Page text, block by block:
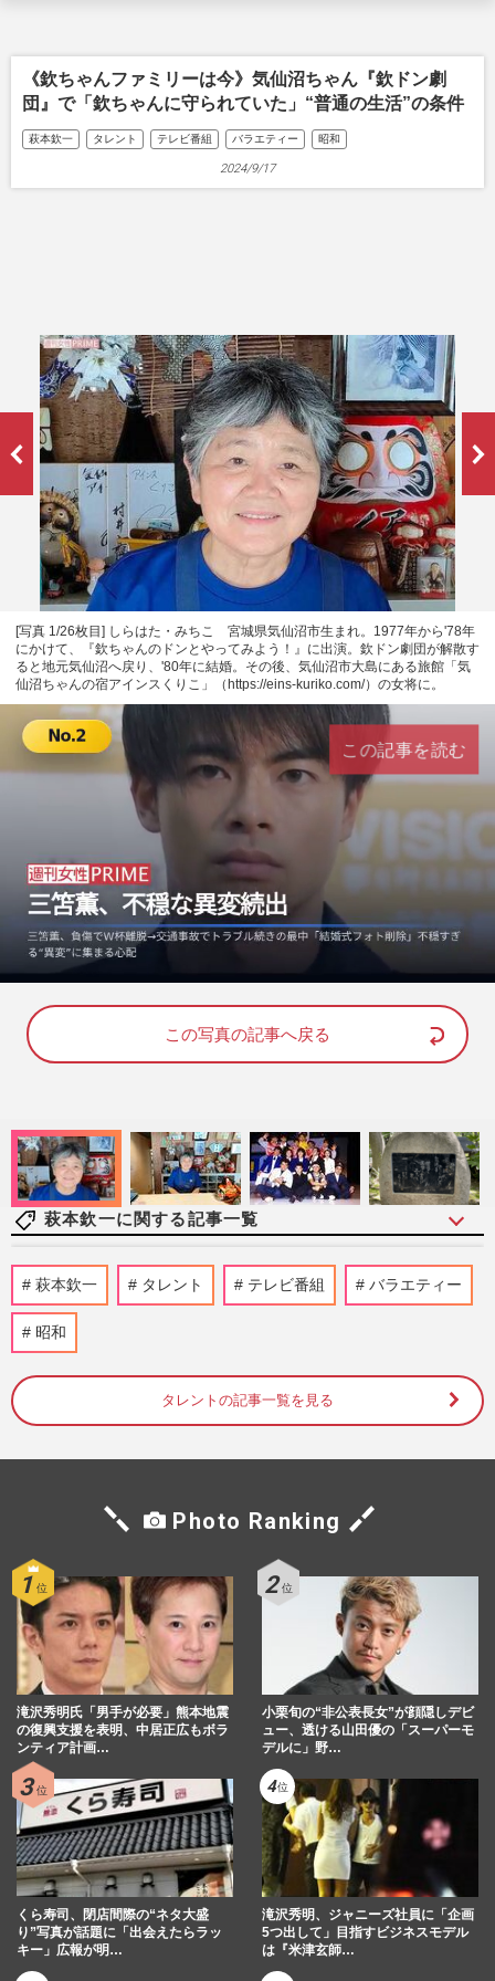
《欽ちゃんファミリーは今》気仙沼ちゃん『欽ドン劇
団』で「欽ちゃんに守られていた」“普通の生活”の条件
萩本欽一 タレント テレビ番組 バラエティー 昭和
2024/9/17
[写真 1/26枚目] しらはた・みちこ 宮城県気仙沼市生まれ。1977年から'78年
にかけて、『欽ちゃんのドンとやってみよう！』に出演。欽ドン劇団が解散す
ると地元気仙沼へ戻り、'80年に結婚。その後、気仙沼市大島にある旅館「気
仙沼ちゃんの宿アインスくりこ」（https://eins-kuriko.com/）の女将に。
U
n
u
o
d
:
この記事を読む
この写真の記事へ戻る
萩本欽一に関する記事一覧
萩本欽一、万博で『仮装大賞』開催も「ガ
リガリで痩せて小さく…」声枯れ&ほぼし
【仮装大賞】欽ちゃんの毒舌はなぜ？「終
了・引退説」の背景と老害批判の真意
萩本欽一「こんな事言うような人だったっ
に“共演NG”突きつけ物議
週刊女性PRIME 2024/12/12
《欽ちゃんファミリーは今》佐藤B作、劇
団からテレビへ！“稽古の鬼”萩本欽一の教
え「運は全部仕事に使え…
週刊女性2024年9月24日・10月1日日号 2024/9/20
《欽ちゃんファミリーは今》高橋真美、三
女“たまえ”が明かす「悪口と下ネタ」をし
ない理由と“お父さん”…
週刊女性2024年9月24日・10月1日日号
萩本欽一 タレント テレビ番組 バラエティー
昭和
タレントの記事一覧を見る
Photo Ranking
滝沢秀明氏「男手が必要」熊本地震
の復興支援を表明、中居正広もボラ
ンティア計画…
小栗旬の“非公表長女”が顔隠しデビ
ュー、透ける山田優の「スーパーモ
デルに」野…
くら寿司、閉店間際の“ネタ大盛
り”写真が話題に「出会えたらラッ
キー」広報が明…
滝沢秀明、ジャニーズ社員に「企画
5つ出して」目指すビジネスモデル
は『米津玄師…